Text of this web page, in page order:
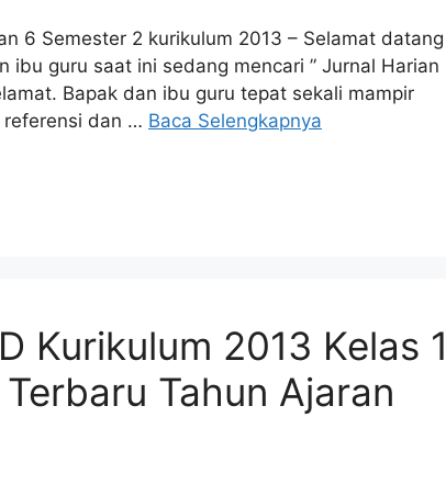
6 Semester 2 kurikulum 2013 – Selamat datang
guru saat ini sedang mencari ” Jurnal Harian
Bapak dan ibu guru tepat sekali mampir
referensi dan … Baca Selengkapnya
Kurikulum 2013 Kelas 1
Tahun Ajaran